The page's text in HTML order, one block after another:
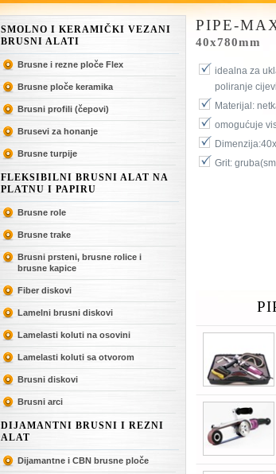
SMOLNO I KERAMIČKI VEZANI
BRUSNI ALATI
Brusne i rezne ploče Flex
Brusne ploče keramika
Brusni profili (čepovi)
Brusevi za honanje
Brusne turpije
FLEKSIBILNI BRUSNI ALAT NA
PLATNU I PAPIRU
Brusne role
Brusne trake
Brusni prsteni, brusne rolice i
brusne kapice
Fiber diskovi
Lamelni brusni diskovi
Lamelasti koluti na osovini
Lamelasti koluti sa otvorom
Brusni diskovi
Brusni arci
DIJAMANTNI BRUSNI I REZNI
ALAT
Dijamantne i CBN brusne ploče
PIPE-
40x780mm
idealna za
poliranje cijevi
Materijal:
omogućuje
Grit: